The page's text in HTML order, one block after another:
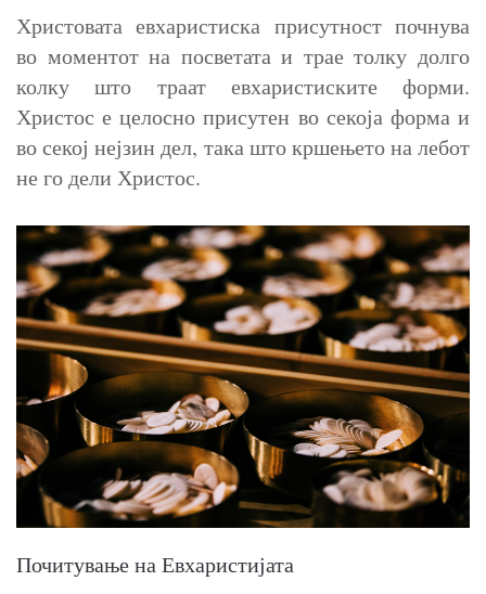
Христовата евхаристиска присутност почнува
во моментот на посветата и трае толку долго
колку што траат евхаристиските форми.
Христос е целосно присутен во секоја форма и
во секој нејзин дел, така што кршењето на лебот
не го дели Христос.
Почитување на Евхаристијата